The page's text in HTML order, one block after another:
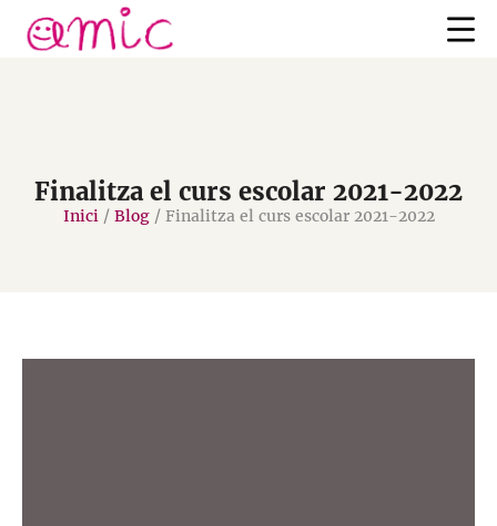
Finalitza el curs escolar 2021-2022
Inici/ Blog/ Finalitza el curs escolar 2021-2022